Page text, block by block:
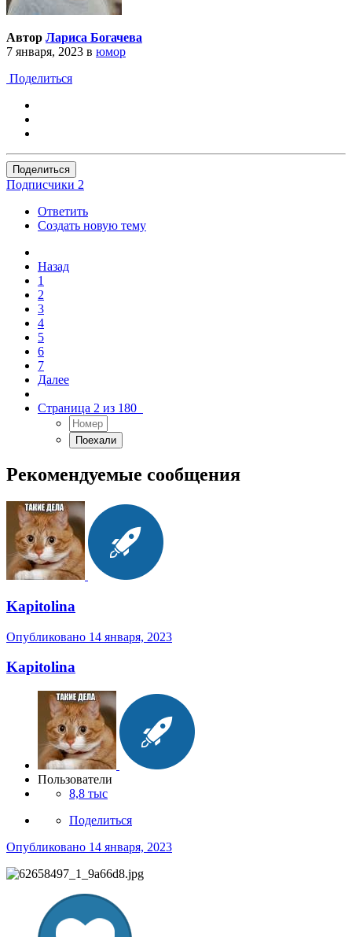
Автор Лариса Богачева
7 января, 2023 в юмор
Поделиться
Поделиться
Подписчики 2
Ответить
Создать новую тему
Назад
1
2
3
4
5
6
7
Далее
Страница 2 из 180
Рекомендуемые сообщения
Kapitolina
Опубликовано 14 января, 2023
Kapitolina
Пользователи
8,8 тыс
Поделиться
Опубликовано 14 января, 2023